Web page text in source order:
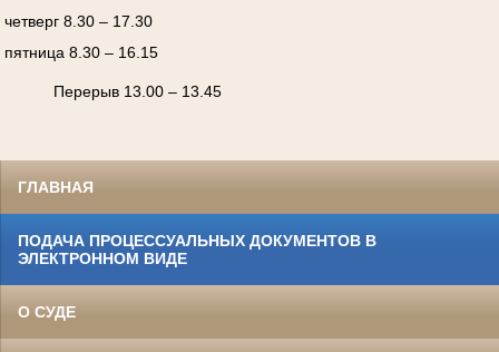
четверг 8.30 – 17.30
пятница 8.30 – 16.15
Перерыв 13.00 – 13.45
ГЛАВНАЯ
ПОДАЧА ПРОЦЕССУАЛЬНЫХ ДОКУМЕНТОВ В
ЭЛЕКТРОННОМ ВИДЕ
О СУДЕ